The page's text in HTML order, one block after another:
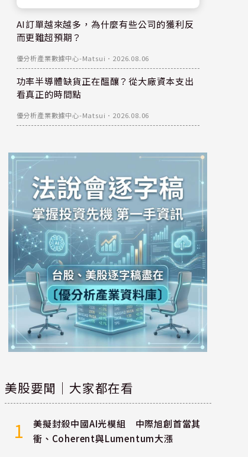
AI訂單越來越多，為什麼有些公司的獲利反
而更難超預期？
優分析產業數據中心-Matsui ． 2026.08.06
功率半導體缺貨正在醞釀？從大廠資本支出
看真正的時間點
優分析產業數據中心-Matsui ． 2026.08.06
美股要聞｜大家都在看
1
美擬封殺中國AI光模組 中際旭創首當其
衝、Coherent與Lumentum大漲